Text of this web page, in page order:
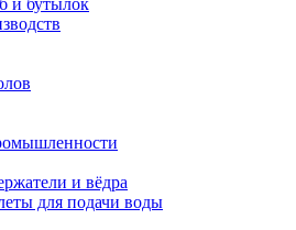
и бутылок
и вёдра
для подачи воды